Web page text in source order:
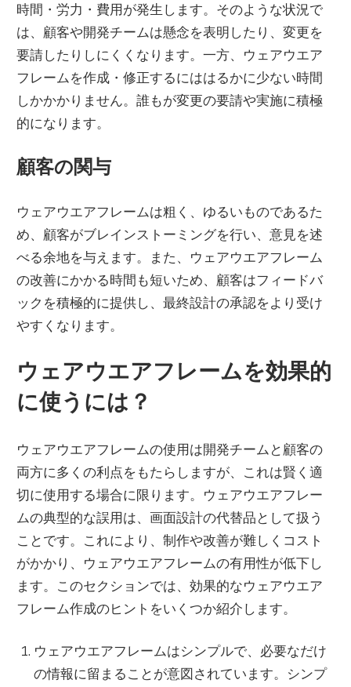
時間・労力・費用が発生します。そのような状況で
は、顧客や開発チームは懸念を表明したり、変更を
要請したりしにくくなります。一方、ウェアウエア
フレームを作成・修正するにははるかに少ない時間
しかかかりません。誰もが変更の要請や実施に積極
的になります。
顧客の関与
ウェアウエアフレームは粗く、ゆるいものであるた
め、顧客がブレインストーミングを行い、意見を述
べる余地を与えます。また、ウェアウエアフレーム
の改善にかかる時間も短いため、顧客はフィードバ
ックを積極的に提供し、最終設計の承認をより受け
やすくなります。
ウェアウエアフレームを効果的
に使うには？
ウェアウエアフレームの使用は開発チームと顧客の
両方に多くの利点をもたらしますが、これは賢く適
切に使用する場合に限ります。ウェアウエアフレー
ムの典型的な誤用は、画面設計の代替品として扱う
ことです。これにより、制作や改善が難しくコスト
がかかり、ウェアウエアフレームの有用性が低下し
ます。このセクションでは、効果的なウェアウエア
フレーム作成のヒントをいくつか紹介します。
ウェアウエアフレームはシンプルで、必要なだけ
の情報に留まることが意図されています。シンプ